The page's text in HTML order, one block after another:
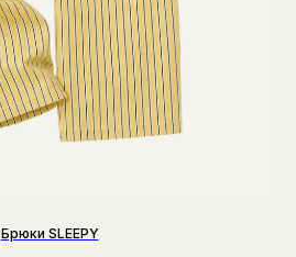
Брюки SLEEPY